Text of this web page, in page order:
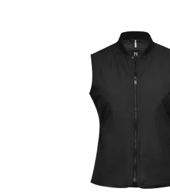
OFFERTEAANVRAAG